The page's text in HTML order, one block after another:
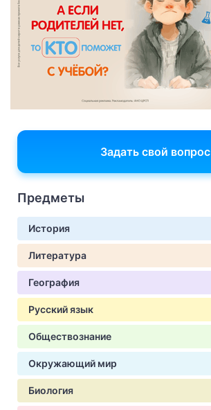
Задать свой вопрос
Предметы
История
Литература
География
Русский язык
Обществознание
Окружающий мир
Биология